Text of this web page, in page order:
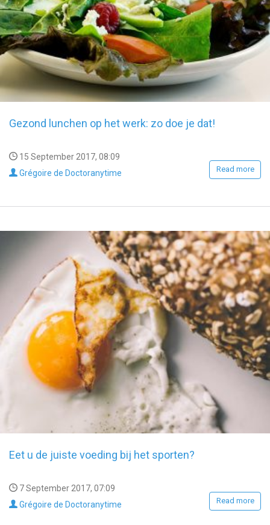
Gezond lunchen op het werk: zo doe je dat!
15 September 2017, 08:09
Grégoire de Doctoranytime
Read more
Eet u de juiste voeding bij het sporten?
7 September 2017, 07:09
Grégoire de Doctoranytime
Read more